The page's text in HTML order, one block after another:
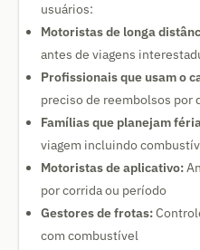
usuários:
Motoristas de longa
antes de viagens
Profissionais que usam o
preciso de reembolsos por
Famílias que planejam
viagem incluindo
Motoristas de aplicativo:
por corrida ou período
Gestores de frotas:
com combustível